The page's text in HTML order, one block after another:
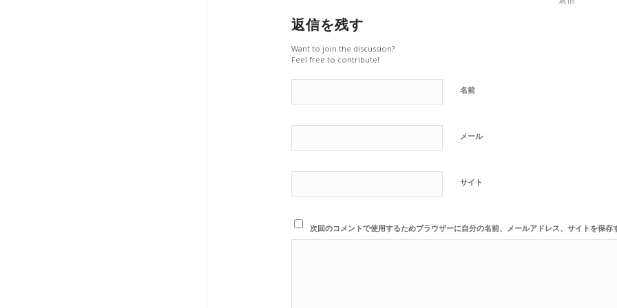
返信を残す
Want to join the discussion?
Feel free to contribute!
名前
メール
サイト
次回のコメントで使用するためブラウザーに自分の名前、メールアドレス、サイトを保存